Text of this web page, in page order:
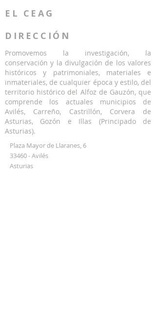
EL CEAG
DIRECCIÓN
Promovemos la investigación, la
conservación y la divulgación de los valores
históricos y patrimoniales, materiales e
inmateriales, de cualquier época y estilo, del
territorio histórico del Alfoz de Gauzón, que
comprende los actuales municipios de
Avilés, Carreño, Castrillón, Corvera de
Asturias, Gozón e Illas (Principado de
Asturias).
Plaza Mayor de Llaranes, 6
33460 - Avilés
Asturias